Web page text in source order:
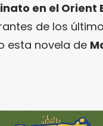
en el Orient
de los
esta novela de